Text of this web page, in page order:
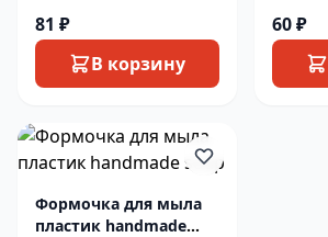
81 ₽
В корзину
60 ₽
Формочка для мыла
пластик handmade